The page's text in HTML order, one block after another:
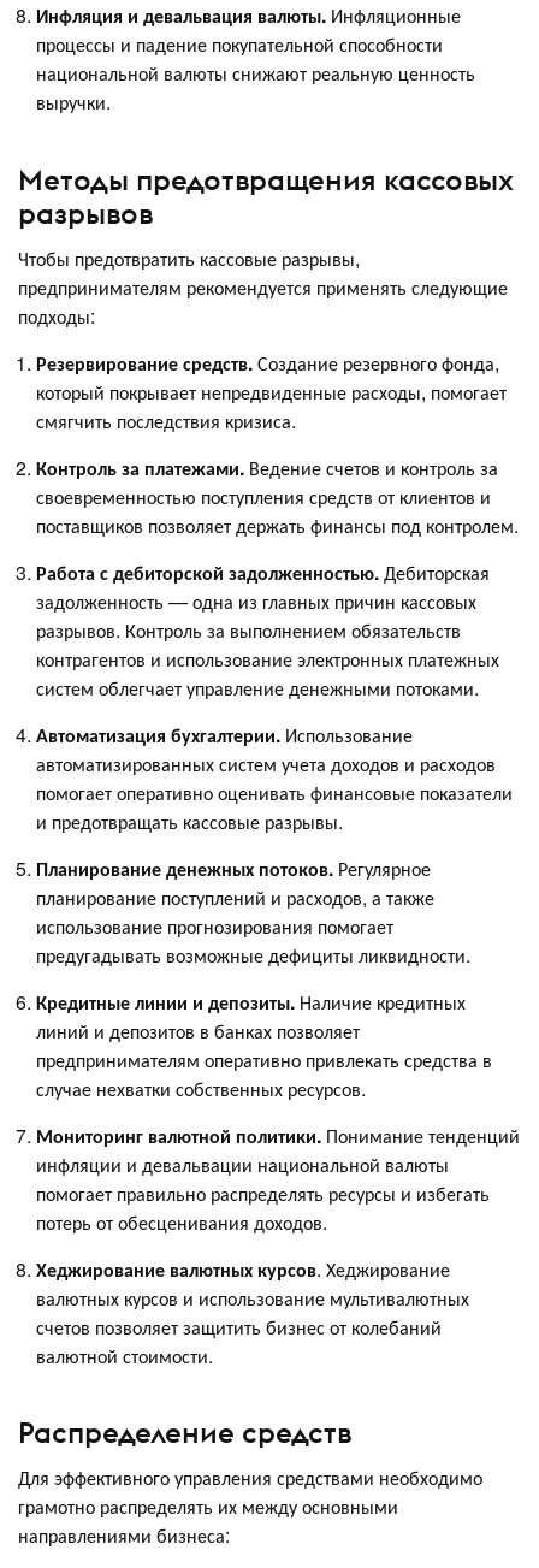
Инфляция и девальвация валюты. Инфляционные
процессы и падение покупательной способности
национальной валюты снижают реальную ценность
выручки.
Методы предотвращения кассовых
разрывов
Чтобы предотвратить кассовые разрывы,
предпринимателям рекомендуется применять следующие
подходы:
Резервирование средств.Создание резервного фонда,
который покрывает непредвиденные расходы, помогает
смягчить последствия кризиса.
Контроль за платежами. Ведение счетов и контроль за
своевременностью поступления средств от клиентов и
поставщиков позволяет держать финансы под контролем.
Работа с дебиторской задолженностью.Дебиторская
задолженность — одна из главных причин кассовых
разрывов. Контроль за выполнением обязательств
контрагентов и использование электронных платежных
систем облегчает управление денежными потоками.
Автоматизация бухгалтерии. Использование
автоматизированных систем учета доходов и расходов
помогает оперативно оценивать финансовые показатели
и предотвращать кассовые разрывы.
Планирование денежных потоков. Регулярное
планирование поступлений и расходов, а также
использование прогнозирования помогает
предугадывать возможные дефициты ликвидности.
Кредитные линии и депозиты. Наличие кредитных
линий и депозитов в банках позволяет
предпринимателям оперативно привлекать средства в
случае нехватки собственных ресурсов.
Мониторинг валютной политики. Понимание тенденций
инфляции и девальвации национальной валюты
помогает правильно распределять ресурсы и избегать
потерь от обесценивания доходов.
Хеджирование валютных курсов. Хеджирование
валютных курсов и использование мультивалютных
счетов позволяет защитить бизнес от колебаний
валютной стоимости.
Распределение средств
Для эффективного управления средствами необходимо
грамотно распределять их между основными
направлениями бизнеса: